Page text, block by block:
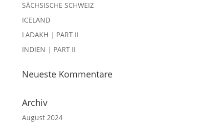
SÄCHSISCHE SCHWEIZ
ICELAND
LADAKH | PART II
INDIEN | PART II
Neueste Kommentare
Archiv
August 2024